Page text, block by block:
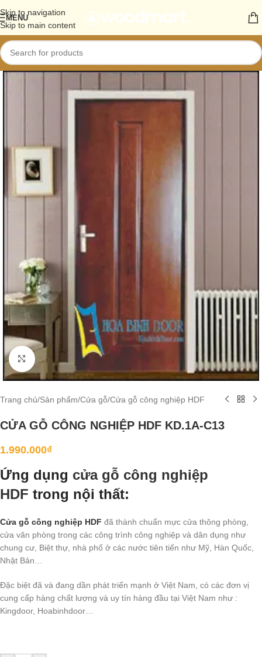
Skip to navigation
Skip to main content
MENU
Click to enlarge
Trang chủ/Sản phẩm/Cửa gỗ/Cửa gỗ công nghiệp HDF
CỬA GỖ CÔNG NGHIỆP HDF KD.1A-C13
1.990.000₫
Ứng dụng cửa gỗ công nghiệp
HDF trong nội thất:
Cửa gỗ công nghiệp HDF đã thành chuẩn mực cửa thông phòng,
cửa văn phòng trong các công trình công nghiệp và dân dụng như
chung cư, Biệt thự, nhà phố ở các nước tiên tiến như Mỹ, Hàn Quốc,
Nhật Bản…
Đặc biệt đã và đang dần phát triển mạnh ở Việt Nam, có các đơn vị
cung cấp hàng chất lượng và uy tín hàng đầu tại Việt Nam như :
Kingdoor, Hoabinhdoor…